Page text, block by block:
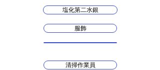
塩化第二水銀
服飾
清掃作業員